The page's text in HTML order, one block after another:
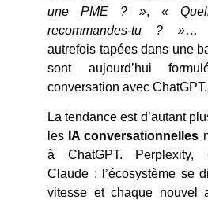
une PME ? », «
recommandes-tu ? »…
autrefois tapées dans une
sont aujourd’hui
conversation avec ChatGPT.
La tendance est d’autant
les IA conversationnelles
à ChatGPT. Perplexity,
Claude : l’écosystème se
vitesse et chaque nouvel